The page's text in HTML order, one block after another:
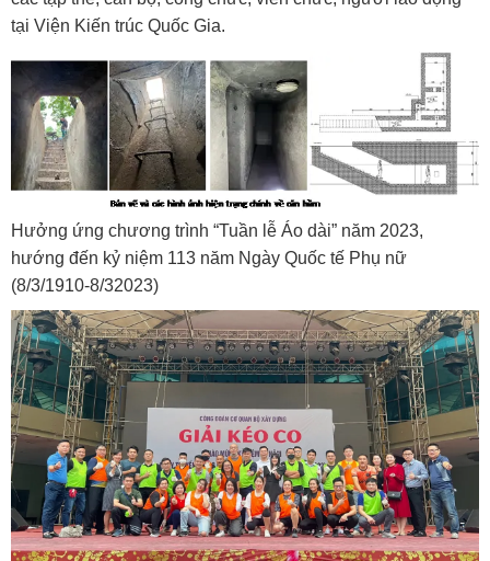
tại Viện Kiến trúc Quốc Gia.
Hưởng ứng chương trình “Tuần lễ Áo dài” năm 2023,
hướng đến kỷ niệm 113 năm Ngày Quốc tế Phụ nữ
(8/3/1910-8/32023)